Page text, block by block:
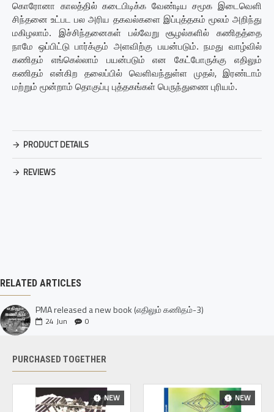
கொரோனா காலத்தில் கடைபிடிக்க வேண்டிய சமூக இடைவெளி
சிந்தனை உட்பட பல அரிய தகவல்களை இப்புத்தகம் மூலம் அறிந்து
மகிழலாம். இச்சிந்தனைகள் பல்வேறு சூழல்களில் கணிதத்தை
நாமே ஒப்பிட்டு பார்க்கும் அளவிற்கு பயன்படும். நமது வாழ்வில்
கணிதம் எங்கெல்லாம் பயன்படும் என கேட்போருக்கு எதிலும்
கணிதம் என்கிற தலைப்பில் வெளிவந்துள்ள முதல்,
இரண்டாம்
மற்றும் மூன்றாம் தொகுப்பு புத்தகங்கள் பெருந்துணை புரியம்.
PRODUCT DETAILS
REVIEWS
RELATED ARTICLES
PMA released a new book (எதிலும் கணிதம்-3)
24 Jun 0
PURCHASED TOGETHER
NEW NEW